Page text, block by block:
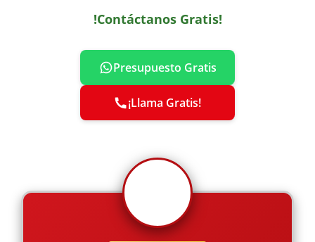
!Contáctanos Gratis!
Presupuesto Gratis
¡Llama Gratis!